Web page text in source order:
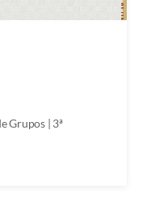
Grupos | 3ª